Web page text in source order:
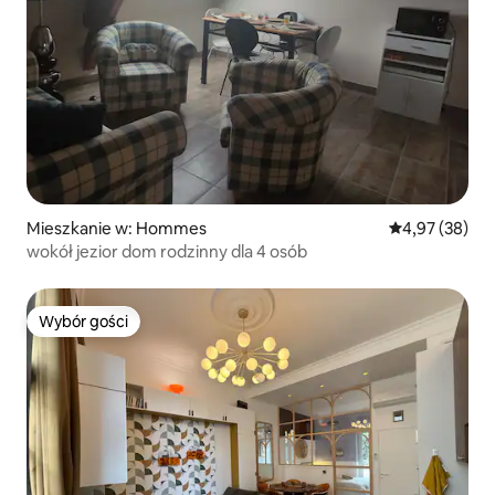
Mieszkanie w: Hommes Średnia
4,97 (38)
wokół jezior dom rodzinny dla 4 osób
Wybór gości
Wybór gości